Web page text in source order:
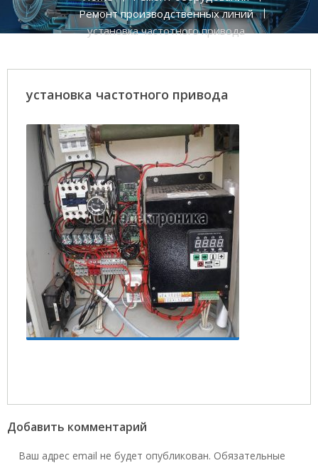
Ремонт производственных линий
установка частотного привода
установка частотного привода
Добавить комментарий
Ваш адрес email не будет опубликован. Обязательные